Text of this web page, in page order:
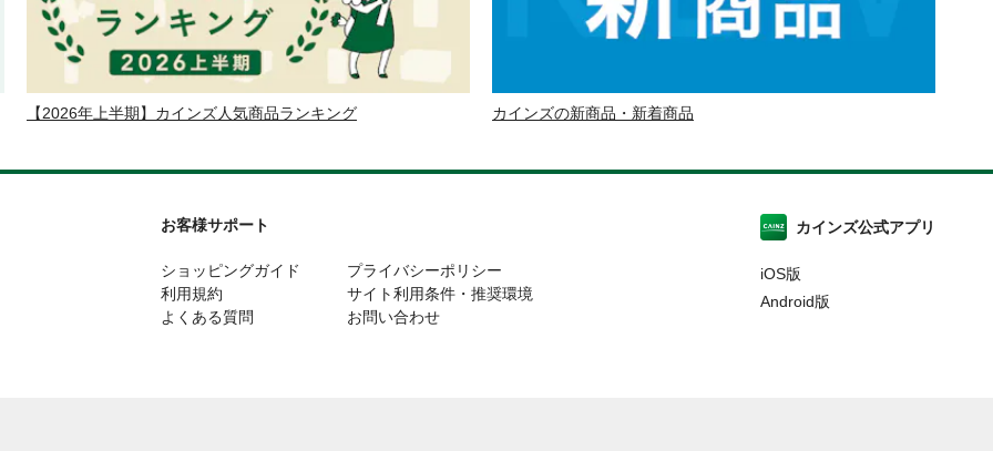
【2026年上半期】カインズ人気商品ランキング カインズの新商品・新着商品
お客様サポート
ショッピングガイド
利用規約
よくある質問
プライバシーポリシー
サイト利用条件・推奨環境
お問い合わせ
カインズ公式アプリ
iOS版
Android版